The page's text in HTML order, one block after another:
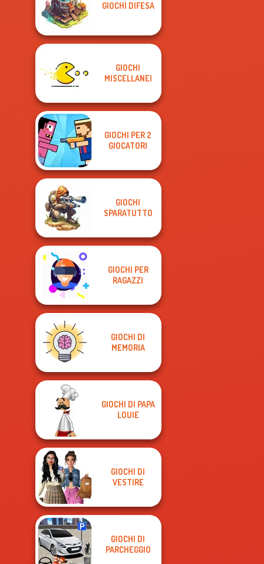
GIOCHI DIFESA
GIOCHI
MISCELLANEI
GIOCHI PER 2
GIOCATORI
GIOCHI
SPARATUTTO
GIOCHI PER
RAGAZZI
GIOCHI DI
MEMORIA
GIOCHI DI PAPA
LOUIE
GIOCHI DI
VESTIRE
GIOCHI DI
PARCHEGGIO